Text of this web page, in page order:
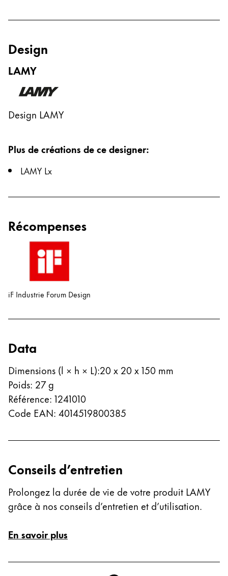
Design
LAMY
Design LAMY
Plus de créations de ce designer:
LAMY Lx
Récompenses
iF Industrie Forum Design
Data
Dimensions (l × h × L):20 x 20 x 150 mm
Poids: 27g
Référence: 1241010
Code EAN: 4014519800385
Conseils d’entretien
Prolongez la durée de vie de votre produit LAMY
grâce à nos conseils d’entretien et d’utilisation.
En savoir plus